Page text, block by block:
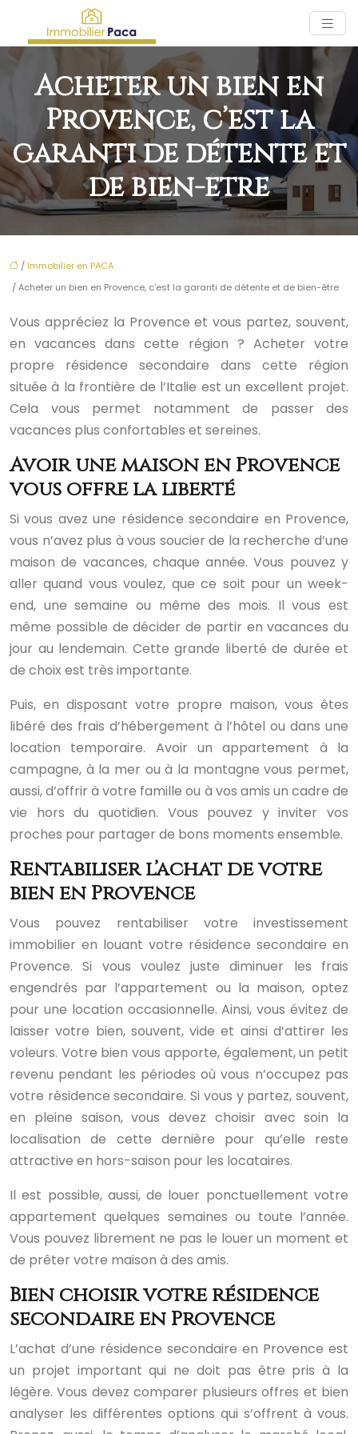
Acheter un bien en
Provence, c’est la
garanti de détente et
de bien-être
/ Immobilier en PACA
/ Acheter un bien en Provence, c’est la garanti de détente et de bien-être
Vous appréciez la Provence et vous partez, souvent,
en vacances dans cette région ? Acheter votre
propre résidence secondaire dans cette région
située à la frontière de l’Italie est un excellent projet.
Cela vous permet notamment de passer des
vacances plus confortables et sereines.
Avoir une maison en Provence
vous offre la liberté
Si vous avez une résidence secondaire en Provence,
vous n’avez plus à vous soucier de la recherche d’une
maison de vacances, chaque année. Vous pouvez y
aller quand vous voulez, que ce soit pour un week-
end, une semaine ou même des mois. Il vous est
même possible de décider de partir en vacances du
jour au lendemain. Cette grande liberté de durée et
de choix est très importante.
Puis, en disposant votre propre maison, vous êtes
libéré des frais d’hébergement à l’hôtel ou dans une
location temporaire. Avoir un appartement à la
campagne, à la mer ou à la montagne vous permet,
aussi, d’offrir à votre famille ou à vos amis un cadre de
vie hors du quotidien. Vous pouvez y inviter vos
proches pour partager de bons moments ensemble.
Rentabiliser l’achat de votre
bien en Provence
Vous pouvez rentabiliser votre investissement
immobilier en louant votre résidence secondaire en
Provence. Si vous voulez juste diminuer les frais
engendrés par l’appartement ou la maison, optez
pour une location occasionnelle. Ainsi, vous évitez de
laisser votre bien, souvent, vide et ainsi d’attirer les
voleurs. Votre bien vous apporte, également, un petit
revenu pendant les périodes où vous n’occupez pas
votre résidence secondaire. Si vous y partez, souvent,
en pleine saison, vous devez choisir avec soin la
localisation de cette dernière pour qu’elle reste
attractive en hors-saison pour les locataires.
Il est possible, aussi, de louer ponctuellement votre
appartement quelques semaines ou toute l’année.
Vous pouvez librement ne pas le louer un moment et
de prêter votre maison à des amis.
Bien choisir votre résidence
secondaire en Provence
L’achat d’une résidence secondaire en Provence est
un projet important qui ne doit pas être pris à la
légère. Vous devez comparer plusieurs offres et bien
analyser les différentes options qui s’offrent à vous.